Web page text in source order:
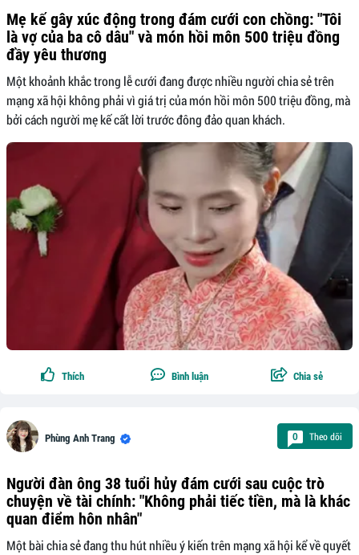
Mẹ kế gây xúc động trong đám cưới con chồng: "Tôi
là vợ của ba cô dâu" và món hồi môn 500 triệu đồng
đầy yêu thương
Một khoảnh khắc trong lễ cưới đang được nhiều người chia sẻ trên
mạng xã hội không phải vì giá trị của món hồi môn 500 triệu đồng, mà
bởi cách người mẹ kế cất lời trước đông đảo quan khách.
Thích Bình luận Chia sẻ
Phùng Anh Trang 0 Theo dõi
Người đàn ông 38 tuổi hủy đám cưới sau cuộc trò
chuyện về tài chính: "Không phải tiếc tiền, mà là khác
quan điểm hôn nhân"
Một bài chia sẻ đang thu hút nhiều ý kiến trên mạng xã hội kể về quyết